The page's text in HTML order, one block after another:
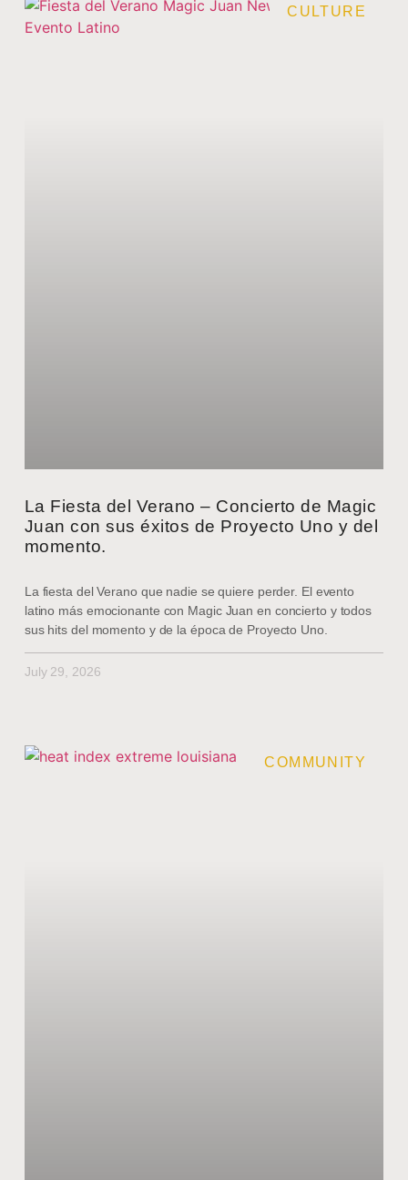
CULTURE
La Fiesta del Verano – Concierto de Magic
Juan con sus éxitos de Proyecto Uno y del
momento.
La fiesta del Verano que nadie se quiere perder. El evento
latino más emocionante con Magic Juan en concierto y todos
sus hits del momento y de la época de Proyecto Uno.
July 29, 2026
COMMUNITY